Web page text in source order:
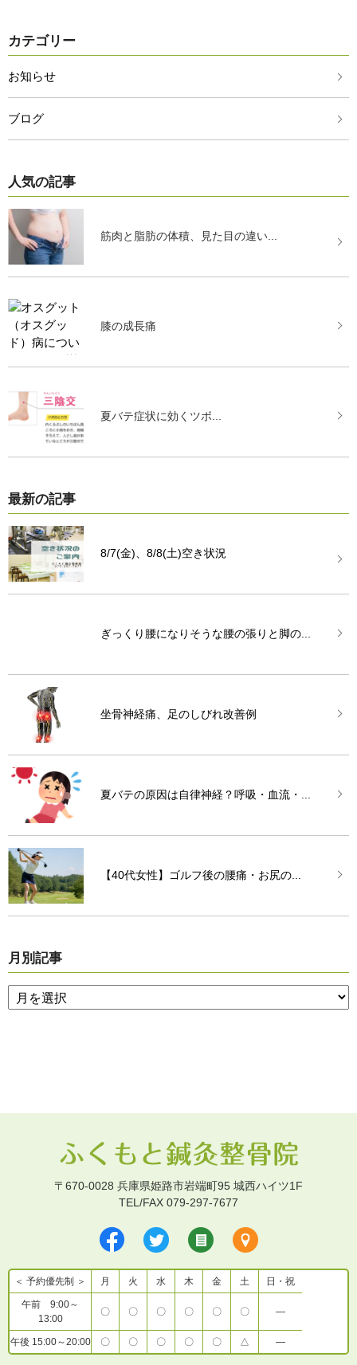
カテゴリー
お知らせ
ブログ
人気の記事
筋肉と脂肪の体積、見た目の違い...
膝の成長痛
夏バテ症状に効くツボ...
最新の記事
8/7(金)、8/8(土)空き状況
ぎっくり腰になりそうな腰の張りと脚の...
坐骨神経痛、足のしびれ改善例
夏バテの原因は自律神経？呼吸・血流・...
【40代女性】ゴルフ後の腰痛・お尻の...
月別記事
〒670-0028 兵庫県姫路市岩端町95 城西ハイツ1F
TEL/FAX 079-297-7677
＜ 予約優先制 ＞ 月 火 水 木 金 土 日・祝
午前 9:00～
13:00
〇 〇 〇 〇 〇 〇 ―
午後 15:00～20:00 〇 〇 〇 〇 〇 △ ―